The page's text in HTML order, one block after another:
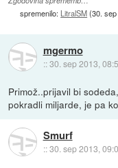
spremenilo: LitralSM(30.
mgermo
::30. sep 2013,
Primož..prijavil bi
pokradli miljarde, je pa
Smurf
::30. sep 2013,